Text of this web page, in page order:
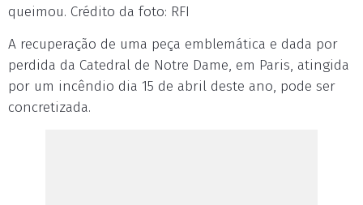
queimou. Crédito da foto: RFI
A recuperação de uma peça emblemática e dada por
perdida da Catedral de Notre Dame, em Paris, atingida
por um incêndio dia 15 de abril deste ano, pode ser
concretizada.